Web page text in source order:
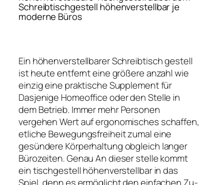
Schreibtischgestell höhenverstellbar je
moderne Büros
Ein höhenverstellbarer Schreibtisch gestell
ist heute entfernt eine größere anzahl wie
einzig eine praktische Supplement für
Dasjenige Homeoffice oder den Stelle in
dem Betrieb. Immer mehr Personen
vergehen Wert auf ergonomisches schaffen,
etliche Bewegungsfreiheit zumal eine
gesündere Körperhaltung obgleich langer
Bürozeiten. Genau An dieser stelle kommt
ein tischgestell höhenverstellbar in das